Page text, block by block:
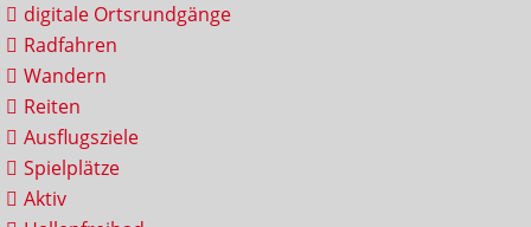
digitale Ortsrundgänge
Radfahren
Wandern
Reiten
Ausflugsziele
Spielplätze
Aktiv